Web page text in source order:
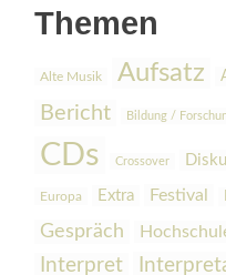
Themen
Alte Musik Aufsatz
Bericht Bildung /
CDs Crossover
Europa Extra Festival
Gespräch
Interpret